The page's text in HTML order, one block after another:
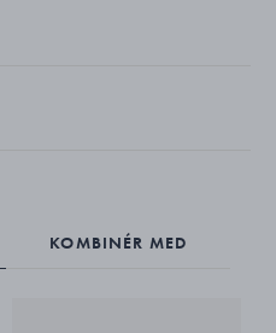
KOMBINÉR MED